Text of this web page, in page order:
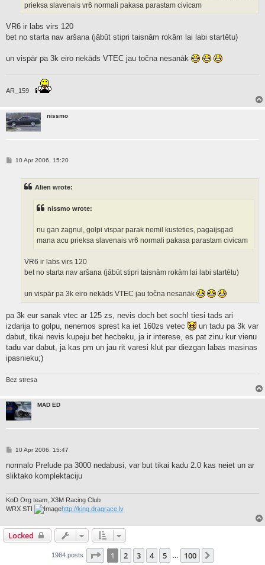
prieksa slavenais vr6 normali pakasa parastam civicam
VR6 ir labs virs 120
bet no starta nav aršana (jābūt stipri taisnām rokām lai labi startētu)
un vispār pa 3k eiro nekāds VTEC jau točna nesanāk
AR_159
nissmo
P10 Apr 2006, 15:20
Alien wrote:
nissmo wrote:
nu gan zagnul, golpi vispar parak nemil kusteties, pagaijsgad
mana acu prieksa slavenais vr6 normali pakasa parastam civicam
VR6 ir labs virs 120
bet no starta nav aršana (jābūt stipri taisnām rokām lai labi startētu)
un vispār pa 3k eiro nekāds VTEC jau točna nesanāk
pa 3k eur sanak vtec ar 125 zs, nevis doch bet soch! tiesi tads ari
izdarija to golpu, nenemos sprest ka iet 160zs vetec
un tadu pa 3k var
dabut, tikai nevis kupeju bet hecbeku, ja ir interese, es pat zinu kur vienu
tadu var dabut, ja kas pm un jau rit varesi klut par diezgan labas masinas
ipasnieku;)
Bez stresa
MAD ED
P
s
10 Apr 2006, 15:47
normalo Prelude pa 3000 nedabusi, var but tikai kadu 2.0 kas neiet un ar
sliktako komplektaciju
KoD Org team, X3M Racing Club
WRX STI
http://king.dragrace.lv
Locked
1984 posts Page 1of 100
1 2 3 4 5 100